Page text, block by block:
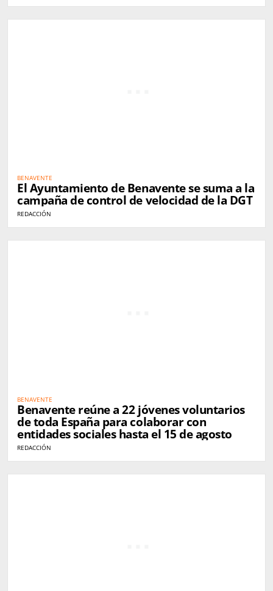
BENAVENTE
El Ayuntamiento de Benavente se suma a la
campaña de control de velocidad de la DGT
REDACCIÓN
BENAVENTE
Benavente reúne a 22 jóvenes voluntarios
de toda España para colaborar con
entidades sociales hasta el 15 de agosto
REDACCIÓN